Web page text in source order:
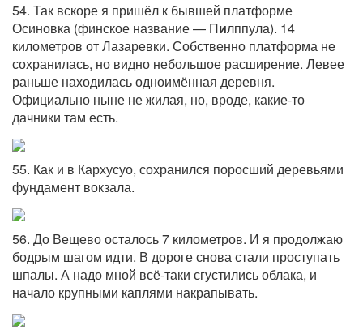
54. Так вскоре я пришёл к бывшей платформе
Осиновка (финское название — Пилппула). 14
километров от Лазаревки. Собственно платформа не
сохранилась, но видно небольшое расширение. Левее
раньше находилась одноимённая деревня.
Официально ныне не жилая, но, вроде, какие-то
дачники там есть.
55. Как и в Кархусуо, сохранился поросший деревьями
фундамент вокзала.
56. До Вещево осталось 7 километров. И я продолжаю
бодрым шагом идти. В дороге снова стали проступать
шпалы. А надо мной всё-таки сгустились облака, и
начало крупными каплями накрапывать.